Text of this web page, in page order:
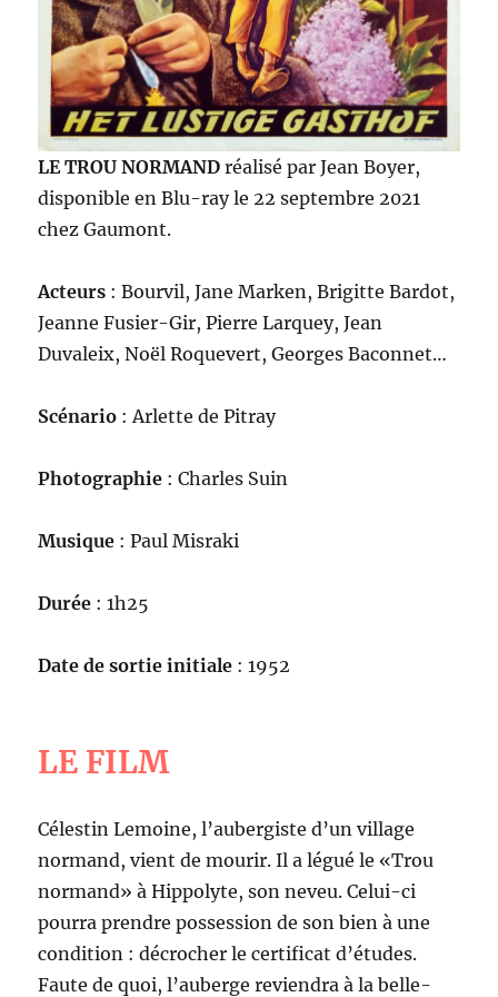
LE TROU NORMANDréalisé par Jean Boyer,
disponible en Blu-ray le 22 septembre 2021
chez Gaumont.
Acteurs : Bourvil, Jane Marken, Brigitte Bardot,
Jeanne Fusier-Gir, Pierre Larquey, Jean
Duvaleix, Noël Roquevert, Georges Baconnet…
Scénario : Arlette de Pitray
Photographie : Charles Suin
Musique : Paul Misraki
Durée : 1h25
Date de sortie initiale : 1952
LE FILM
Célestin Lemoine, l’aubergiste d’un village
normand, vient de mourir. Il a légué le «Trou
normand» à Hippolyte, son neveu. Celui-ci
pourra prendre possession de son bien à une
condition : décrocher le certificat d’études.
Faute de quoi, l’auberge reviendra à la belle-